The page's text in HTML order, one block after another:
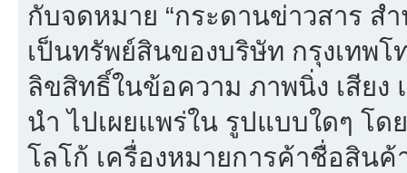
กับจดหมาย “กระดานข่าวสาร ส
เป็นทรัพย์สินของบริษัท กรุงเทพ
ลิขสิทธิ์ในข้อความ ภาพนิ่ง เสีย
นำ ไปเผยแพร่ใน รูปแบบใดๆ โ
โลโก้ เครื่องหมายการค้าชื่อสินค้